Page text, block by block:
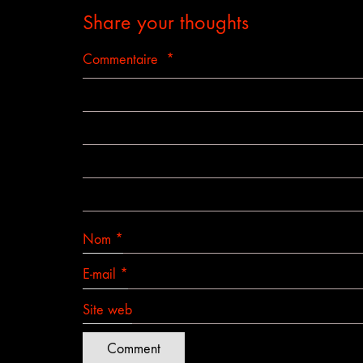
Share your thoughts
Commentaire *
Nom *
E-mail *
Site web